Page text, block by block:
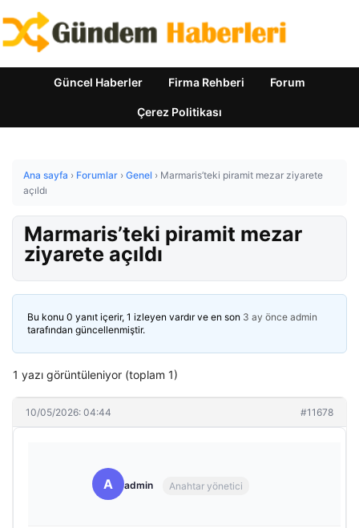
Güncel Haberler Firma Rehberi Forum
Çerez Politikası
Ana sayfa › Forumlar › Genel › Marmaris’teki piramit mezar ziyarete
açıldı
Marmaris’teki piramit mezar
ziyarete açıldı
Bu konu 0 yanıt içerir, 1 izleyen vardır ve en son 3 ay önce admin
tarafından güncellenmiştir.
1 yazı görüntüleniyor (toplam 1)
10/05/2026: 04:44 #11678
A admin Anahtar yönetici